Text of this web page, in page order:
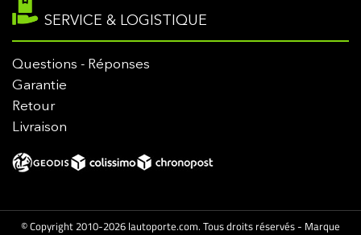
SERVICE & LOGISTIQUE
Questions - Réponses
Garantie
Retour
Livraison
© Copyright 2010-2026 lautoporte.com. Tous droits réservés - Marque